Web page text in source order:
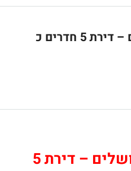
פאר ויוקרה בלב ירושלים – דירת 5 חדרים כ
פאר ויוקרה בלב ירושלים – דירת 5